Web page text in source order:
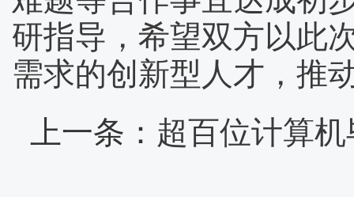
研指导，希望双方以此
需求的创新型人才，推
上一条： 超百位计算